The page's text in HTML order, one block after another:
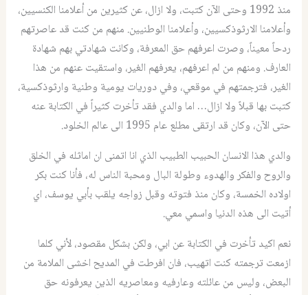
منذ 1992 وحتى الآن كتبت، ولا ازال، عن كثيرين من أعلامنا الكنسيين،
وأعلامنا الارثوذكسيين، وأعلامنا الوطنيين. منهم من كنت قد عاصرتهم
ردحاً معيناً، وصرت اعرفهم حق المعرفة، وكانت شهادتي بهم شهادة
العارف. ومنهم من لم اعرفهم، يعرفهم الغير، واستقيت عنهم من هذا
الغير، فترجمتهم في موقعي، وفي دوريات يومية وطنية وارثوذكسية،
كتبت بها قبلاً ولا ازال… اما والدي فقد تأخرت كثيراً في الكتابة عنه
حتى الآن، وكان قد ارتقى مطلع عام 1995 الى عالم الخلود.
والدي هذا الانسان الحبيب الطبيب الذي انا اتمنى ان اماثله في الخلق
والروح والفكر والهدوء وطولة البال ومحبة الناس له، فأنا كنت بكر
اولاده الخمسة، وكان منذ فتوته وقبل زواجه يلقب بأبي يوسف، اي
أتيت الى هذه الدنيا واسمي معي.
نعم اكيد تأخرت في الكتابة عن ابي، ولكن بشكل مقصود، لأني كلما
ازمعت ترجمته كنت اتهيب، فان افرطت في المديح اخشى الملامة من
البعض، وليس من عائلته وعارفيه ومعاصريه الذين يعرفونه حق